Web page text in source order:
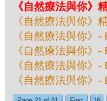
《自然療法與你》
《自然療法與你》
《自然療法與你》
《自然療法與你》
《自然療法與你》
《自然療法與你》